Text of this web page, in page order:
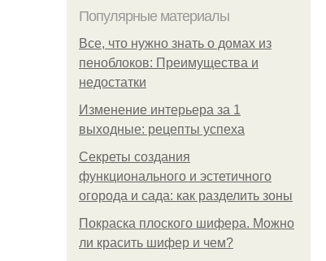
Популярные материалы
Все, что нужно знать о домах из
пеноблоков: Преимущества и
недостатки
Изменение интерьера за 1
выходные: рецепты успеха
Секреты создания
функционального и эстетичного
огорода и сада: как разделить зоны
Покраска плоского шифера. Можно
ли красить шифер и чем?